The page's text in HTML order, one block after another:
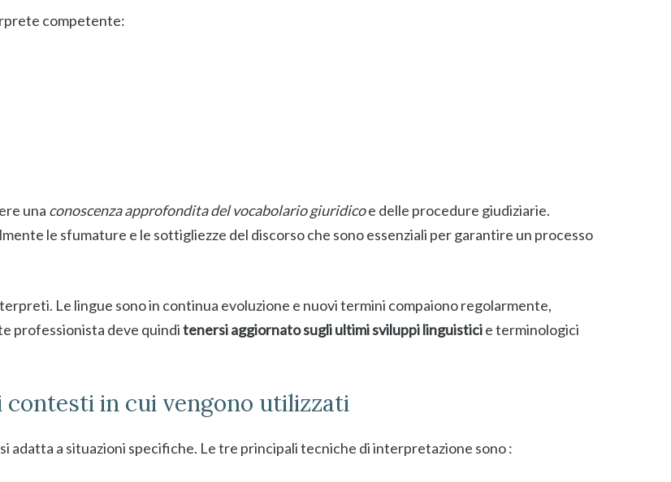
competente:
una conoscenza approfondita del vocabolario giuridicoe delle procedure giudiziarie.
le sfumature e le sottigliezze del discorso che sono essenziali per garantire un processo
Le lingue sono in continua evoluzione e nuovi termini compaiono regolarmente,
professionista deve quinditenersi aggiornato sugli ultimi sviluppi linguisticie terminologici
in cui vengono utilizzati
adatta a situazioni specifiche. Le tre principali tecniche di interpretazione sono :